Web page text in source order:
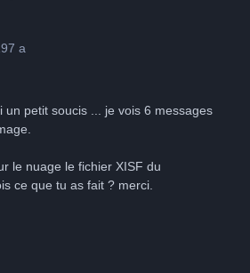
7 a
un petit soucis ... je vois 6 messages
le nuage le fichier XISF du
ce que tu as fait ? merci.